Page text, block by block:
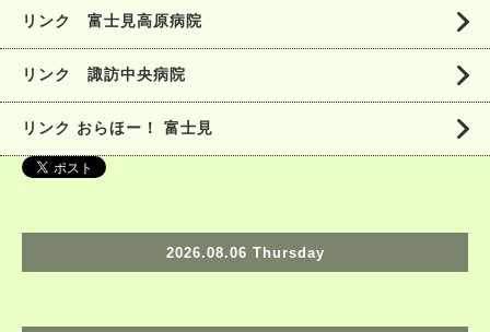
リンク 富士見高原病院
リンク 諏訪中央病院
リンク おらほー！ 富士見
2026.08.06 Thursday